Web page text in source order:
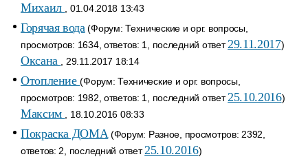
Михаил , 01.04.2018 13:43
Горячая вода (Форум: Технические и орг. вопросы,
просмотров: 1634, ответов: 1, последний ответ29.11.2017)
Оксана , 29.11.2017 18:14
Отопление(Форум: Технические и орг. вопросы,
просмотров: 1982, ответов: 1, последний ответ25.10.2016)
Максим , 18.10.2016 08:33
Покраска ДОМА (Форум: Разное, просмотров: 2392,
ответов: 2, последний ответ25.10.2016)